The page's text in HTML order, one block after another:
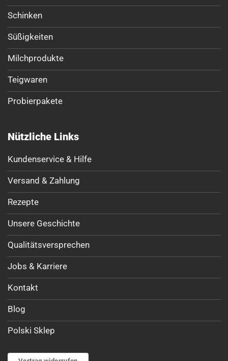
Schinken
Süßigkeiten
Milchprodukte
Teigwaren
Probierpakete
Nützliche Links
Kundenservice & Hilfe
Versand & Zahlung
Rezepte
Unsere Geschichte
Qualitätsversprechen
Jobs & Karriere
Kontakt
Blog
Polski Sklep